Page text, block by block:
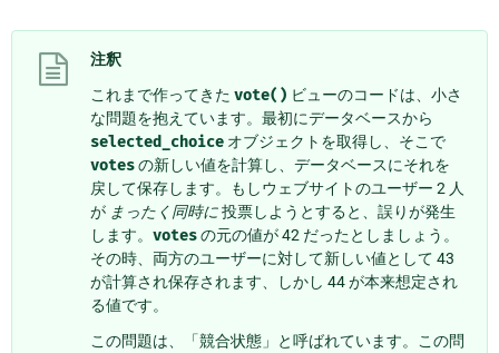
注釈
これまで作ってきた vote() ビューのコードは、小さ
な問題を抱えています。最初にデータベースから
selected_choice オブジェクトを取得し、そこで
votesの新しい値を計算し、データベースにそれを
戻して保存します。もしウェブサイトのユーザー 2 人
が まったく同時に投票しようとすると、誤りが発生
します。 votesの元の値が 42 だったとしましょう。
その時、両方のユーザーに対して新しい値として 43
が計算され保存されます、しかし 44 が本来想定され
る値です。
この問題は、「競合状態」と呼ばれています。この問